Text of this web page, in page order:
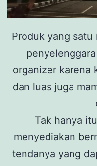
Produk yang
organizer karena
dan luas juga
Tak hanya
menyediakan
tendanya yang